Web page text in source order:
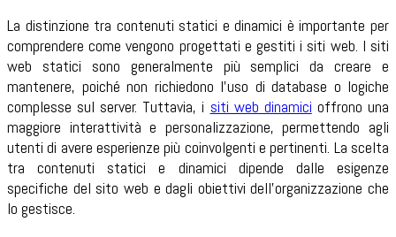
La distinzione tra contenuti statici e dinamici è importante per
comprendere come vengono progettati e gestiti i siti web. I siti
web statici sono generalmente più semplici da creare e
mantenere, poiché non richiedono l'uso di database o logiche
complesse sul server. Tuttavia, i siti web dinamici offrono una
maggiore interattività e personalizzazione, permettendo agli
utenti di avere esperienze più coinvolgenti e pertinenti. La scelta
tra contenuti statici e dinamici dipende dalle esigenze
specifiche del sito web e dagli obiettivi dell'organizzazione che
lo gestisce.